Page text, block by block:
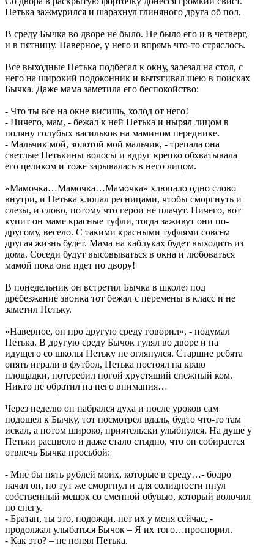
Петька зажмурился и шарахнул глиняного друга об пол.
В среду Бычка во дворе не было. Не было его и в четверг,
и в пятницу. Наверное, у него и впрямь что-то стряслось.
Все выходные Петька подбегал к окну, залезал на стол, с
него на широкий подоконник и вытягивал шею в поисках
Бычка. Даже мама заметила его беспокойство:
- Что ты все на окне висишь, холод от него!
- Ничего, мам, - бежал к ней Петька и нырял лицом в
поляну голубых васильков на мамином переднике.
- Мальчик мой, золотой мой мальчик, - трепала она
светлые Петькины волосы и вдруг крепко обхватывала
его целиком и тоже зарывалась в него лицом.
«Мамочка…Мамочка…Мамочка» хлюпало одно слово
внутри, и Петька хлопал ресницами, чтобы сморгнуть и
слезы, и слово, потому что герои не плачут. Ничего, вот
купит он маме красные туфли, тогда заживут они по-
другому, весело. С такими красными туфлями совсем
другая жизнь будет. Мама на каблуках будет выходить из
дома. Соседи будут высовываться в окна и любоваться
мамой пока она идет по двору!
В понедельник он встретил Бычка в школе: под
дребезжание звонка тот бежал с перемены в класс и не
заметил Петьку.
«Наверное, он про другую среду говорил», - подумал
Петька. В другую среду Бычок гулял во дворе и на
идущего со школы Петьку не оглянулся. Старшие ребята
опять играли в футбол, Петька постоял на краю
площадки, потеребил ногой хрустящий снежный ком.
Никто не обратил на него внимания…
Через неделю он набрался духа и после уроков сам
подошел к Бычку, тот посмотрел вдаль, будто что-то там
искал, а потом широко, приятельски улыбнулся. На душе у
Петьки расцвело и даже стало стыдно, что он собирается
отвлечь Бычка просьбой:
- Мне бы пять рублей моих, которые в среду…- бодро
начал он, но тут же сморгнул и для солидности пнул
собственный мешок со сменной обувью, который волочил
по снегу.
- Братан, ты это, подожди, нет их у меня сейчас, -
продолжал улыбаться Бычок – Я их того…проспорил.
- Как это? – не понял Петька.